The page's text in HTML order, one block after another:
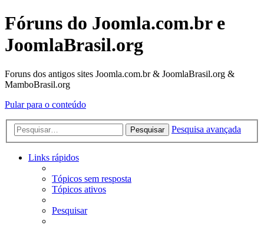
Fóruns do Joomla.com.br e
JoomlaBrasil.org
Foruns dos antigos sites Joomla.com.br & JoomlaBrasil.org &
MamboBrasil.org
Pular para o conteúdo
Pesquisar Pesquisa avançada
Links rápidos
Tópicos sem resposta
Tópicos ativos
Pesquisar